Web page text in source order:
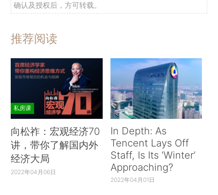
确认及授权后，方可转载。
推荐阅读
私房课
向松祚：宏观经济70
讲，带你了解国内外
经济大局
2022年04月06日
In Depth: As
Tencent Lays Off
Staff, Is Its ‘Winter’
Approaching?
2022年04月01日